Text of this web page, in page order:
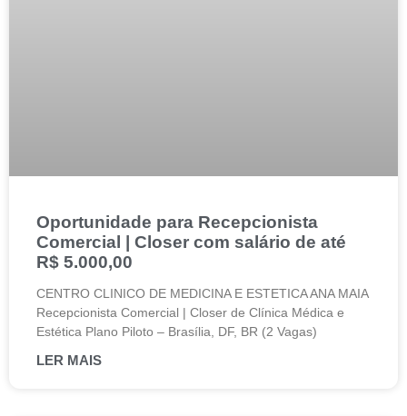
Oportunidade para Recepcionista
Comercial | Closer com salário de até
R$ 5.000,00
CENTRO CLINICO DE MEDICINA E ESTETICA ANA MAIA
Recepcionista Comercial | Closer de Clínica Médica e
Estética Plano Piloto – Brasília, DF, BR (2 Vagas)
LER MAIS